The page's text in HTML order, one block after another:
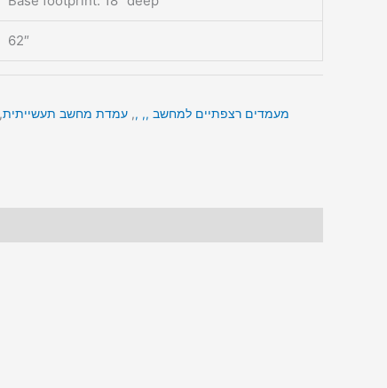
62″
מעמדים רצפתיים למחשב ,, ,, עמדת מחשב תעשייתית,